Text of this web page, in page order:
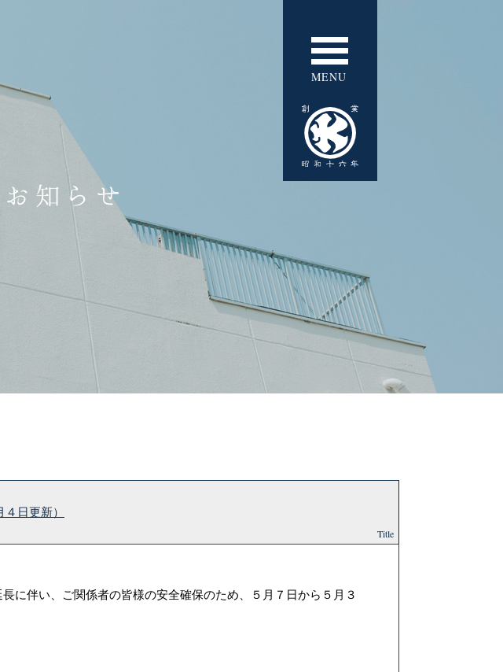
知らせ
日更新）
Title
に伴い、ご関係者の皆様の安全確保のため、５月７日から５月３